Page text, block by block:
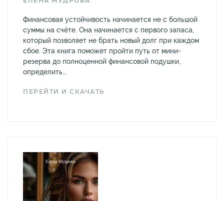
Финансовая устойчивость начинается не с большой
суммы на счёте. Она начинается с первого запаса,
который позволяет не брать новый долг при каждом
сбое. Эта книга поможет пройти путь от мини-
резерва до полноценной финансовой подушки,
определить...
ПЕРЕЙТИ И СКАЧАТЬ